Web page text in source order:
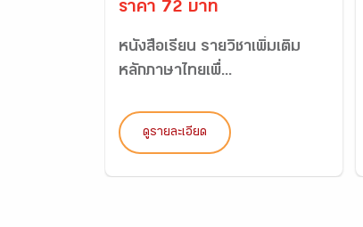
ราคา 72 บาท
หนังสือเรียน รายวิชาเพิ่มเติม
หลักภาษาไทยเพื่...
ดูรายละเอียด